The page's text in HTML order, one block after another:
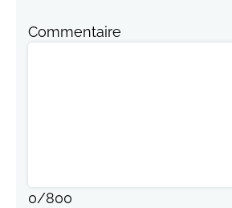
Commentaire
0/800